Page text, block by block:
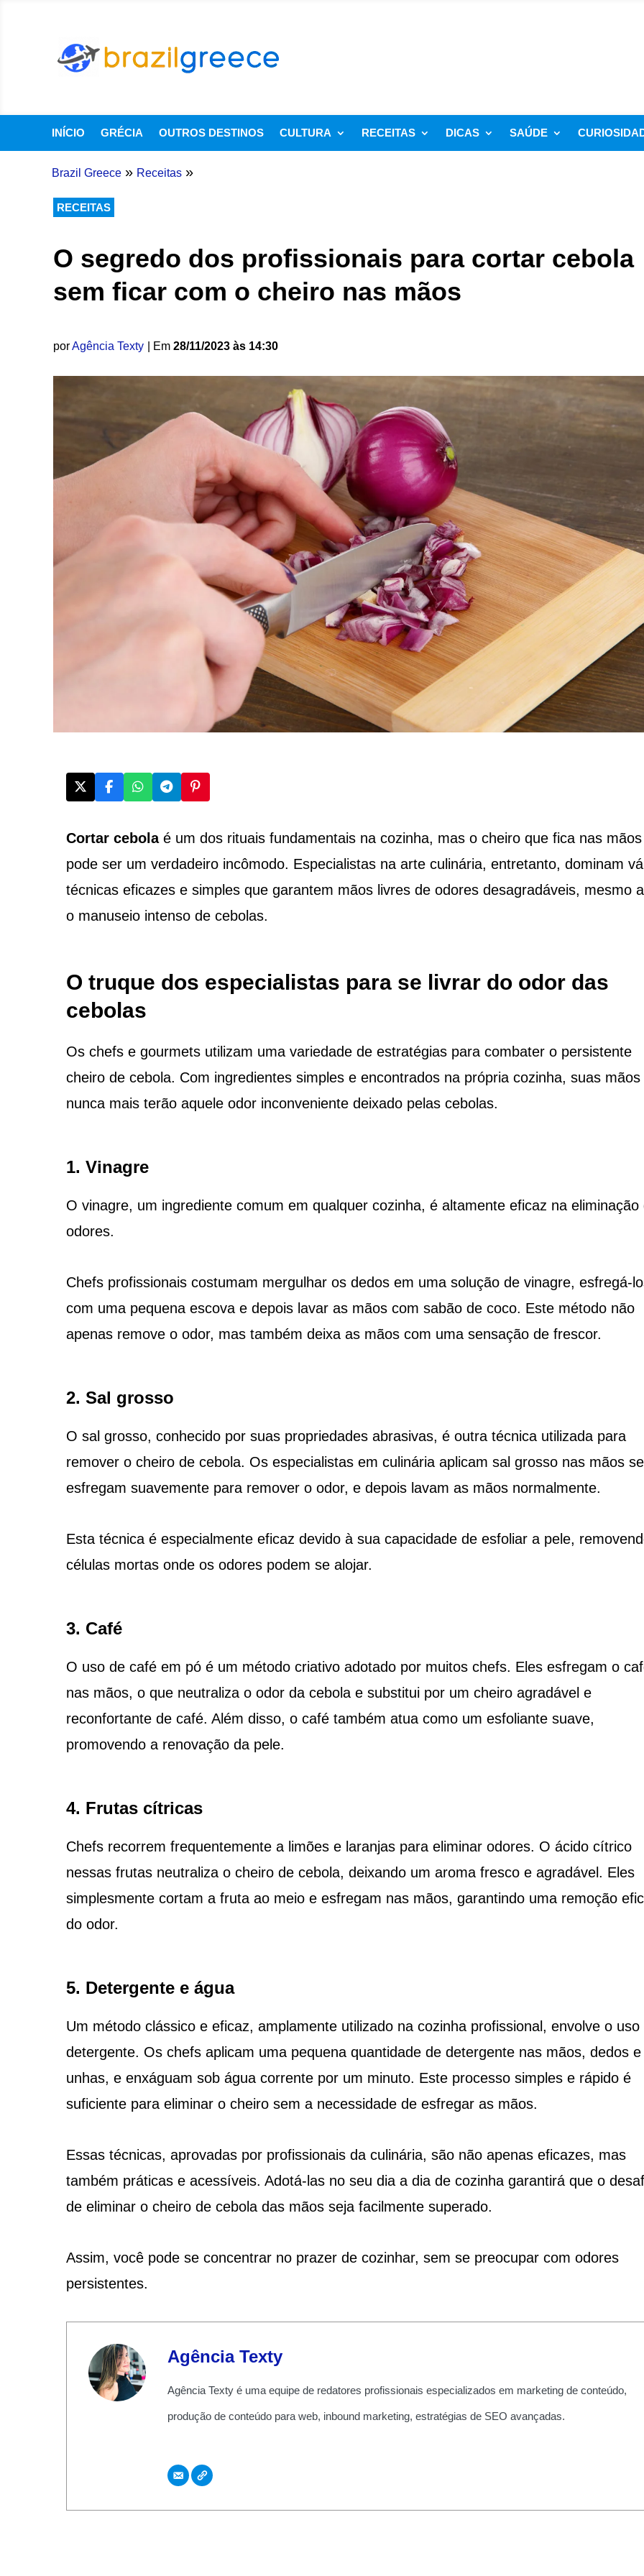
INÍCIO GRÉCIA OUTROS DESTINOS CULTURA RECEITAS DICAS SAÚDE
Brazil Greece » Receitas »
RECEITAS
O segredo dos profissionais para cortar cebola
sem ficar com o cheiro nas mãos
porAgência Texty | Em 28/11/2023 às 14:30
Cortar cebolaé um dos rituais fundamentais na cozinha, mas o cheiro que fica nas mãos
pode ser um verdadeiro incômodo. Especialistas na arte culinária, entretanto, dominam
técnicas eficazes e simples que garantem mãos livres de odores desagradáveis, mesmo
o manuseio intenso de cebolas.
O truque dos especialistas para se livrar do odor das
cebolas
Os chefs e gourmets utilizam uma variedade de estratégias para combater o persistente
cheiro de cebola. Com ingredientes simples e encontrados na própria cozinha, suas mãos
nunca mais terão aquele odor inconveniente deixado pelas cebolas.
1. Vinagre
O vinagre, um ingrediente comum em qualquer cozinha, é altamente eficaz na eliminação
odores.
Chefs profissionais costumam mergulhar os dedos em uma solução de vinagre, esfregá-
com uma pequena escova e depois lavar as mãos com sabão de coco. Este método não
apenas remove o odor, mas também deixa as mãos com uma sensação de frescor.
2. Sal grosso
O sal grosso, conhecido por suas propriedades abrasivas, é outra técnica utilizada para
remover o cheiro de cebola. Os especialistas em culinária aplicam sal grosso nas mãos
esfregam suavemente para remover o odor, e depois lavam as mãos normalmente.
Esta técnica é especialmente eficaz devido à sua capacidade de esfoliar a pele,
células mortas onde os odores podem se alojar.
3. Café
O uso de café em pó é um método criativo adotado por muitos chefs. Eles esfregam o
nas mãos, o que neutraliza o odor da cebola e substitui por um cheiro agradável e
reconfortante de café. Além disso, o café também atua como um esfoliante suave,
promovendo a renovação da pele.
4. Frutas cítricas
Chefs recorrem frequentemente a limões e laranjas para eliminar odores. O ácido cítrico
nessas frutas neutraliza o cheiro de cebola, deixando um aroma fresco e agradável. Eles
simplesmente cortam a fruta ao meio e esfregam nas mãos, garantindo uma remoção
do odor.
5. Detergente e água
Um método clássico e eficaz, amplamente utilizado na cozinha profissional, envolve o uso
detergente. Os chefs aplicam uma pequena quantidade de detergente nas mãos, dedos e
unhas, e enxáguam sob água corrente por um minuto. Este processo simples e rápido é
suficiente para eliminar o cheiro sem a necessidade de esfregar as mãos.
Essas técnicas, aprovadas por profissionais da culinária, são não apenas eficazes, mas
também práticas e acessíveis. Adotá-las no seu dia a dia de cozinha garantirá que o
de eliminar o cheiro de cebola das mãos seja facilmente superado.
Assim, você pode se concentrar no prazer de cozinhar, sem se preocupar com odores
persistentes.
Agência Texty
Agência Texty é uma equipe de redatores profissionais especializados em marketing de conteúdo,
produção de conteúdo para web, inbound marketing, estratégias de SEO avançadas.